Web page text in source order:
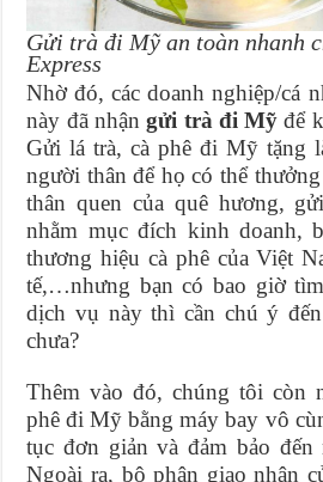
Gửi trà đi Mỹ an toàn nhanh
Express
Nhờ đó, các doanh nghiệp/cá
này đã nhậngửi trà đi Mỹ để
Gửi lá trà, cà phê đi Mỹ tặng
người thân để họ có thể
thân quen của quê hương,
nhằm mục đích kinh doanh,
thương hiệu cà phê của Việt
tế,…nhưng bạn có bao giờ
dịch vụ này thì cần chú ý
chưa?
Thêm vào đó, chúng tôi còn
phê đi Mỹ bằng máy bay vô
tục đơn giản và đảm bảo
Ngoài ra, bộ phận giao nhận